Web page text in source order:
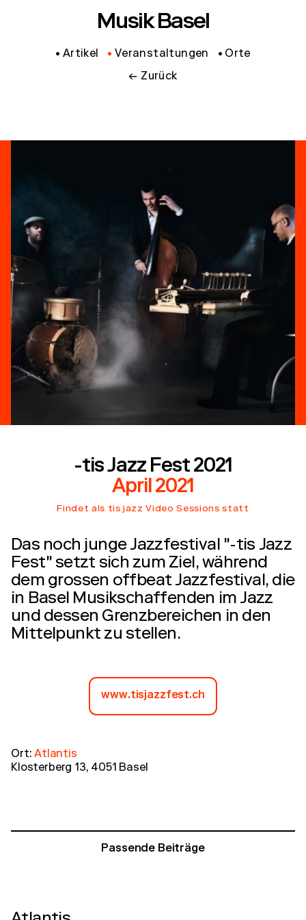
Musik Basel
Artikel Veranstaltungen Orte
← Zurück
-tis Jazz Fest 2021
April 2021
Findet als tis jazz Video Sessions statt
Das noch junge Jazzfestival "-tis Jazz
Fest" setzt sich zum Ziel, während
dem grossen offbeat Jazzfestival, die
in Basel Musikschaffenden im Jazz
und dessen Grenzbereichen in den
Mittelpunkt zu stellen.
www.tisjazzfest.ch
Ort:Atlantis
Klosterberg 13, 4051 Basel
Passende Beiträge